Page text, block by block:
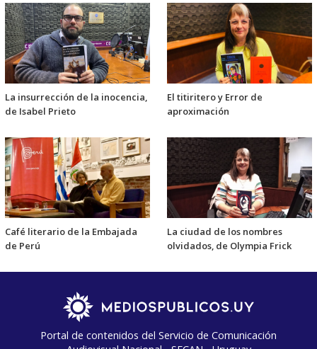
La insurrección de la inocencia,
de Isabel Prieto
El titiritero y Error de
aproximación
Café literario de la Embajada
de Perú
La ciudad de los nombres
olvidados, de Olympia Frick
Portal de contenidos del Servicio de Comunicación